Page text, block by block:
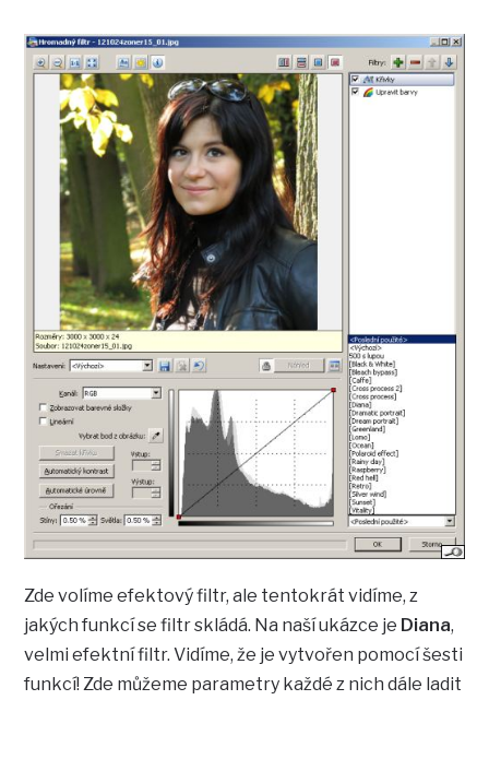
Zde volíme efektový filtr, ale tentokrát vidíme, z
jakých funkcí se filtr skládá. Na naší ukázce je Diana,
velmi efektní filtr. Vidíme, že je vytvořen pomocí šesti
funkcí! Zde můžeme parametry každé z nich dále ladit